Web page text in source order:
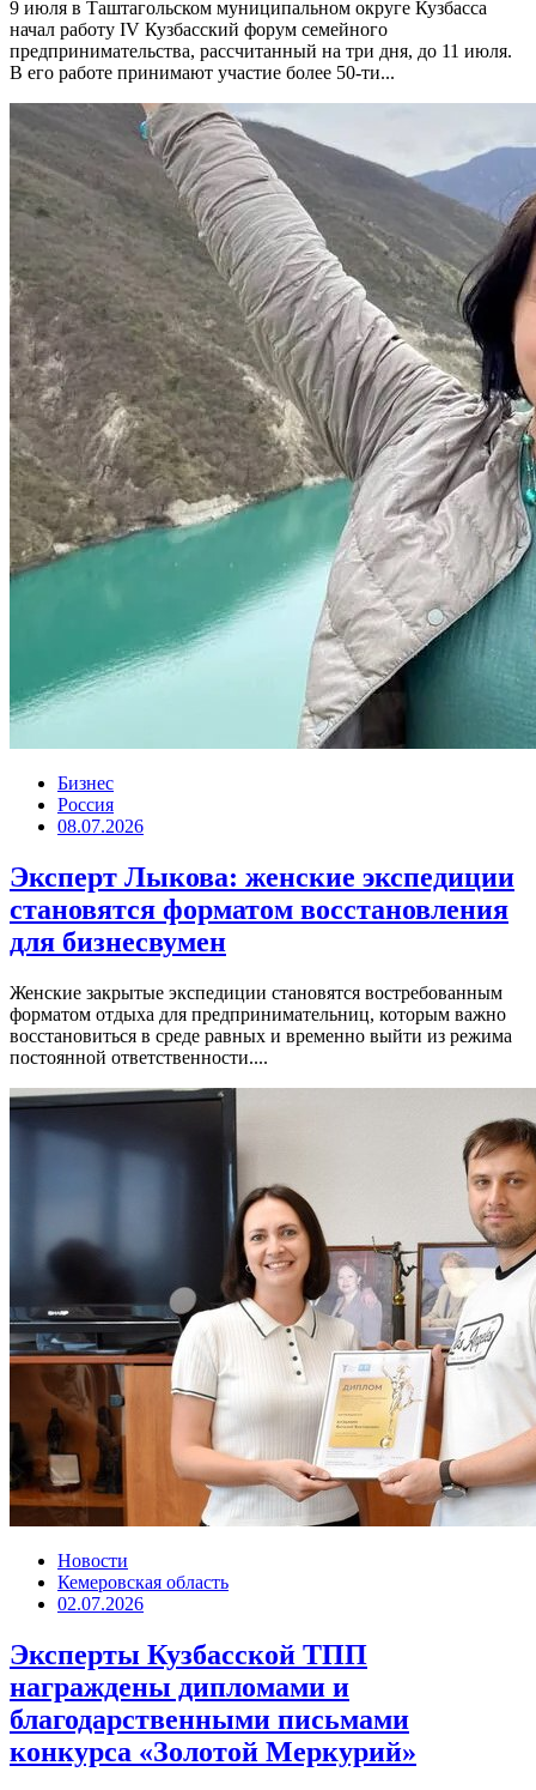
9 июля в Таштагольском муниципальном округе Кузбасса
начал работу IV Кузбасский форум семейного
предпринимательства, рассчитанный на три дня, до 11 июля.
В его работе принимают участие более 50-ти...
Бизнес
Россия
08.07.2026
Эксперт Лыкова: женские экспедиции
становятся форматом восстановления
для бизнесвумен
Женские закрытые экспедиции становятся востребованным
форматом отдыха для предпринимательниц, которым важно
восстановиться в среде равных и временно выйти из режима
постоянной ответственности....
Новости
Кемеровская область
02.07.2026
Эксперты Кузбасской ТПП
награждены дипломами и
благодарственными письмами
конкурса «Золотой Меркурий»